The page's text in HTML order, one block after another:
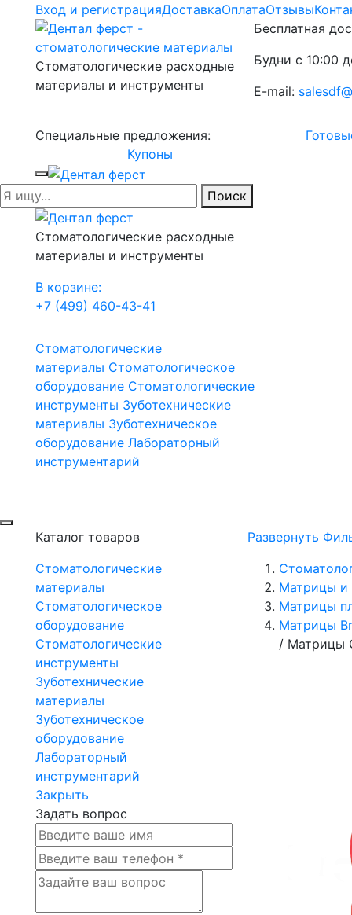
Вход и регистрацияДоставкаОплатаОтзывы
Стоматологические расходные
материалы и инструменты
Бесплатная
Будни с 10:00
E-mail:
Специальные предложения:
Купоны
Поиск
Стоматологические расходные
материалы и инструменты
В корзине:
+7 (499) 460-43-41
Стоматологические
материалы Стоматологическое
оборудование Стоматологические
инструменты Зуботехнические
материалы Зуботехническое
оборудование Лабораторный
инструментарий
Каталог товаров
Стоматологические
материалы
Стоматологическое
оборудование
Стоматологические
инструменты
Зуботехнические
материалы
Зуботехническое
оборудование
Лабораторный
инструментарий
Закрыть
Задать вопрос
Развернуть
Матрицы и
Матрицы
Матрицы
/ Матрицы